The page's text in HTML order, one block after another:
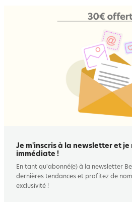
Je m'inscris à la newsletter et je reçois : 30€ de remise
immédiate !
En tant qu'abonné(e) à la newsletter
dernières tendances et profitez de
exclusivité !